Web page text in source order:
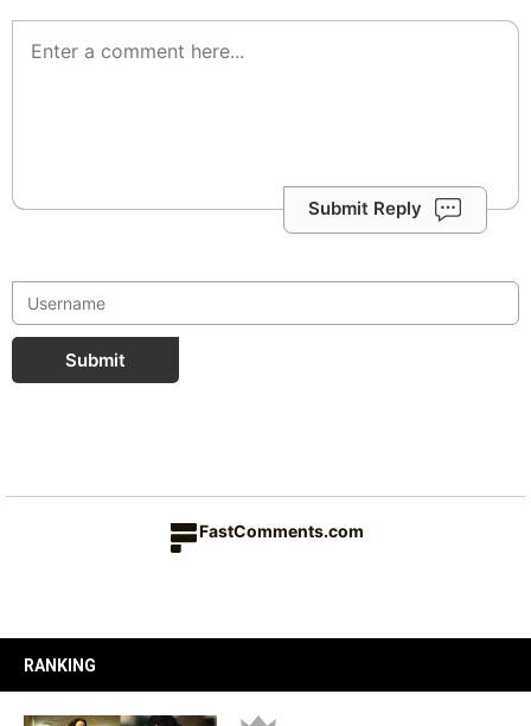
Submit Reply
Submit
FastComments.com
RANKING